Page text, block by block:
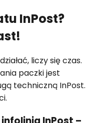
InPost?
liczy się czas.
paczki jest
techniczną InPost.